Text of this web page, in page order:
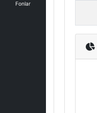
Fonlar